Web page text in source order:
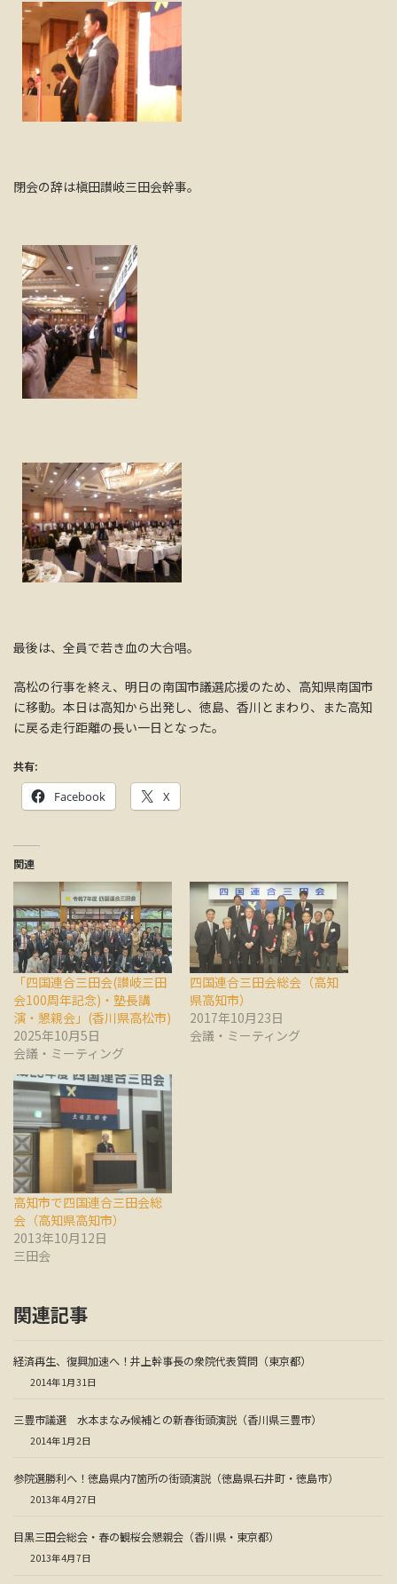
閉会の辞は槇田讃岐三田会幹事。
最後は、全員で若き血の大合唱。
高松の行事を終え、明日の南国市議選応援のため、高知県南国市
に移動。本日は高知から出発し、徳島、香川とまわり、また高知
に戻る走行距離の長い一日となった。
共有:
Facebook X
関連
「四国連合三田会(讃岐三田
会100周年記念)・塾長講
演・懇親会」(香川県高松市)
2025年10月5日
会議・ミーティング
四国連合三田会総会（高知
県高知市）
2017年10月23日
会議・ミーティング
高知市で四国連合三田会総
会（高知県高知市）
2013年10月12日
三田会
関連記事
経済再生、復興加速へ！井上幹事長の衆院代表質問（東京都）
2014年1月31日
三豊市議選 水本まなみ候補との新春街頭演説（香川県三豊市）
2014年1月2日
参院選勝利へ！徳島県内7箇所の街頭演説（徳島県石井町・徳島市）
2013年4月27日
目黒三田会総会・春の観桜会懇親会（香川県・東京都）
2013年4月7日